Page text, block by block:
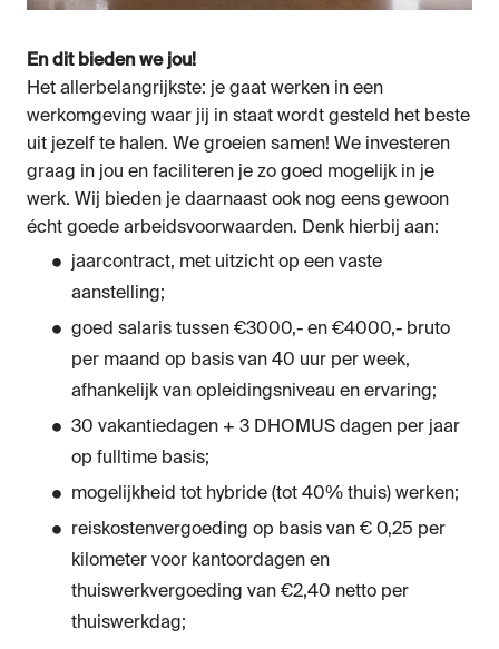
En dit bieden we jou!
Het allerbelangrijkste: je gaat werken in een
werkomgeving waar jij in staat wordt gesteld het beste
uit jezelf te halen. We groeien samen! We investeren
graag in jou en faciliteren je zo goed mogelijk in je
werk. Wij bieden je daarnaast ook nog eens gewoon
écht goede arbeidsvoorwaarden. Denk hierbij aan:
jaarcontract, met uitzicht op een vaste
aanstelling;
goed salaris tussen €3000,- en €4000,- bruto
per maand op basis van 40 uur per week,
afhankelijk van opleidingsniveau en ervaring;
30 vakantiedagen + 3 DHOMUS dagen per jaar
op fulltime basis;
mogelijkheid tot hybride (tot 40% thuis) werken;
reiskostenvergoeding op basis van € 0,25 per
kilometer voor kantoordagen en
thuiswerkvergoeding van €2,40 netto per
thuiswerkdag;